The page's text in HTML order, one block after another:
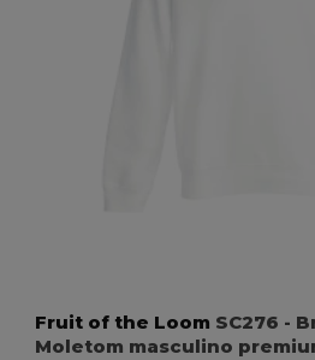
Fruit of the Loom SC276 -
Moletom masculino